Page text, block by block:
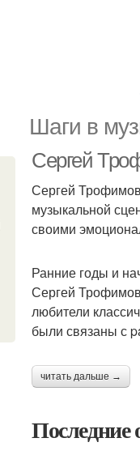
Шаги в
Сергей
Сергей Трофимов
музыкальной
своими
Ранние годы и
Сергей
любители
были связаны с
читать дальше →
Последние